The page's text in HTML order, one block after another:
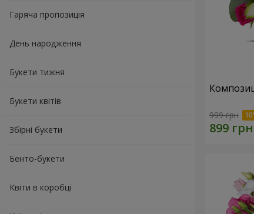
Гаряча пропозиція
День народження
Букети тижня
Букети квітів
Збірні букети
Бенто-букети
Квіти в коробці
999 грн